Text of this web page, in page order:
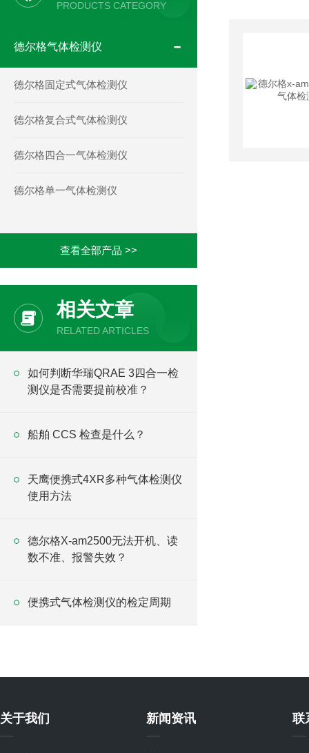
PRODUCTS CATEGORY
德尔格气体检测仪
德尔格固定式气体检测仪
德尔格复合式气体检测仪
德尔格四合一气体检测仪
德尔格单一气体检测仪
查看全部产品 >>
相关文章
RELATED ARTICLES
如何判断华瑞QRAE 3四合一检
测仪是否需要提前校准？
船舶 CCS 检查是什么？
天鹰便携式4XR多种气体检测仪
使用方法
德尔格X-am2500无法开机、读
数不准、报警失效？
便携式气体检测仪的检定周期
关于我们 新闻资讯 联